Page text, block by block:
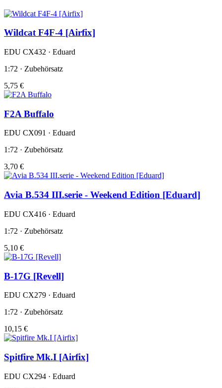
Wildcat F4F-4 [Airfix]
EDU CX432 · Eduard
1:72 · Zubehörsatz
5,75 €
F2A Buffalo
EDU CX091 · Eduard
1:72 · Zubehörsatz
3,70 €
Avia B.534 III.serie - Weekend Edition [Eduard]
EDU CX416 · Eduard
1:72 · Zubehörsatz
5,10 €
B-17G [Revell]
EDU CX279 · Eduard
1:72 · Zubehörsatz
10,15 €
Spitfire Mk.I [Airfix]
EDU CX294 · Eduard